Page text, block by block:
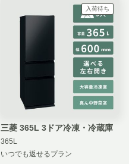
入荷待ち
三菱 365L 3ドア冷凍・冷蔵庫
365L
いつでも返せるプラン